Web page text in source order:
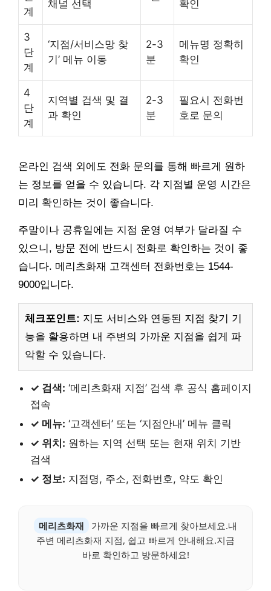
계
채널 선택
확인
3
단
계
‘지점/서비스망 찾
기’ 메뉴 이동
2-3
분
메뉴명 정확히
확인
4
단
계
지역별 검색 및 결
과 확인
2-3
분
필요시 전화번
호로 문의
온라인 검색 외에도 전화 문의를 통해 빠르게 원하
는 정보를 얻을 수 있습니다. 각 지점별 운영 시간은
미리 확인하는 것이 좋습니다.
주말이나 공휴일에는 지점 운영 여부가 달라질 수
있으니, 방문 전에 반드시 전화로 확인하는 것이 좋
습니다. 메리츠화재 고객센터 전화번호는 1544-
9000입니다.
체크포인트: 지도 서비스와 연동된 지점 찾기 기
능을 활용하면 내 주변의 가까운 지점을 쉽게 파
악할 수 있습니다.
✓ 검색: ‘메리츠화재 지점’ 검색 후 공식 홈페이지
접속
✓ 메뉴: ‘고객센터’ 또는 ‘지점안내’ 메뉴 클릭
✓ 위치: 원하는 지역 선택 또는 현재 위치 기반
검색
✓ 정보: 지점명, 주소, 전화번호, 약도 확인
메리츠화재
가까운 지점을 빠르게 찾아보세요.내
주변 메리츠화재 지점, 쉽고 빠르게 안내해요.지금
바로 확인하고 방문하세요!